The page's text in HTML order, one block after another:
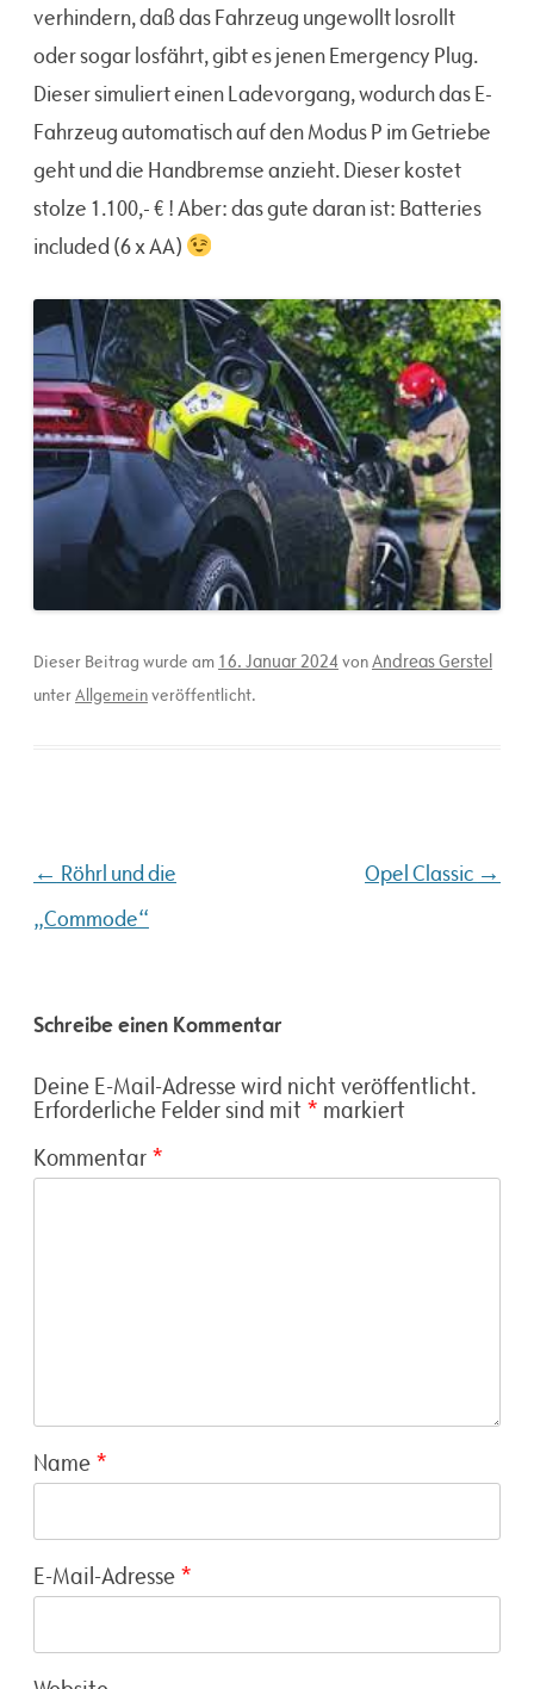
verhindern, daß das Fahrzeug ungewollt losrollt
oder sogar losfährt, gibt es jenen Emergency Plug.
Dieser simuliert einen Ladevorgang, wodurch das E-
Fahrzeug automatisch auf den Modus P im Getriebe
geht und die Handbremse anzieht. Dieser kostet
stolze 1.100,- € ! Aber: das gute daran ist: Batteries
included (6 x AA)
Dieser Beitrag wurde am 16. Januar 2024 vonAndreas Gerstel
unterAllgemeinveröffentlicht.
Beitragsnavigation
← Röhrl und die
„Commode“
Opel Classic →
Schreibe einen Kommentar
Deine E-Mail-Adresse wird nicht veröffentlicht.
Erforderliche Felder sind mit * markiert
Kommentar *
Name *
E-Mail-Adresse *